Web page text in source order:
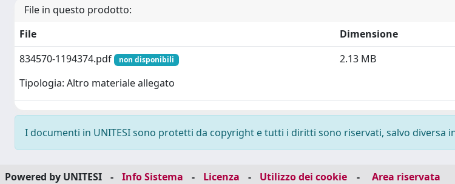
File in questo prodotto:
File
Dimensione
834570-1194374.pdf
non disponibili
Tipologia: Altro materiale allegato
2.13 MB
I documenti in UNITESI sono protetti da copyright e tutti i diritti sono riservati, salvo diversa
Powered by UNITESI - Info Sistema - Licenza - Utilizzo dei cookie - Area riservata